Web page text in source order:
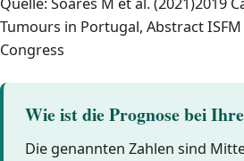
Tumours in Portugal, Abstract
Congress
Wie ist die Prognose bei
Die genannten Zahlen sind